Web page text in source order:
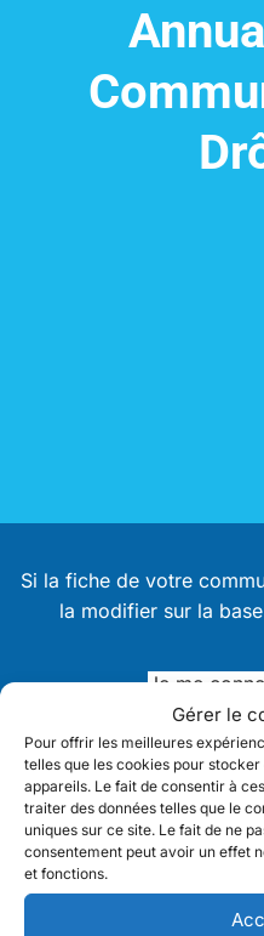
Gérer le
Pour offrir les meilleures
telles que les cookies pour
appareils. Le fait de consentir à
traiter des données telles que le
uniques sur ce site. Le fait de ne
consentement peut avoir un effet
et fonctions.
Si la fiche de votre
la modifier sur la
Je me
Cliquez sur le